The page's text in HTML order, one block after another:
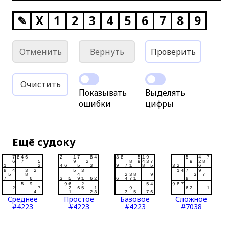
✎ X 1 2 3 4 5 6 7 8 9
Отменить Вернуть Проверить
Очистить
Показывать
ошибки
Выделять
цифры
Ещё судоку
Среднее
#4223
Простое
#4223
Базовое
#4223
Сложное
#7038